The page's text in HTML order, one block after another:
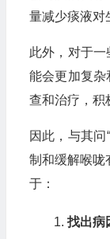
量减少痰液对
此外，对于
能会更加复
查和治疗，积
因此，与其问
制和缓解喉咙
于：
找出病